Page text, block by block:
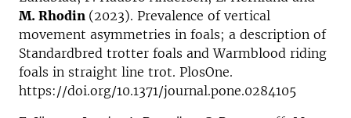
M. Rhodin (2023). Prevalence of vertical
movement asymmetries in foals; a description of
Standardbred trotter foals and Warmblood riding
foals in straight line trot. PlosOne.
https://doi.org/10.1371/journal.pone.0284105